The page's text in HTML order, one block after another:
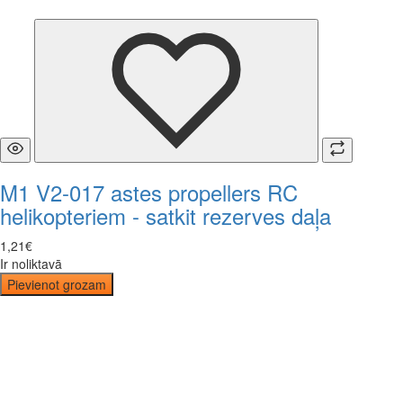
M1 V2-017 astes propellers RC
helikopteriem - satkit rezerves daļa
1 ,21€
Ir noliktavā
Pievienot grozam